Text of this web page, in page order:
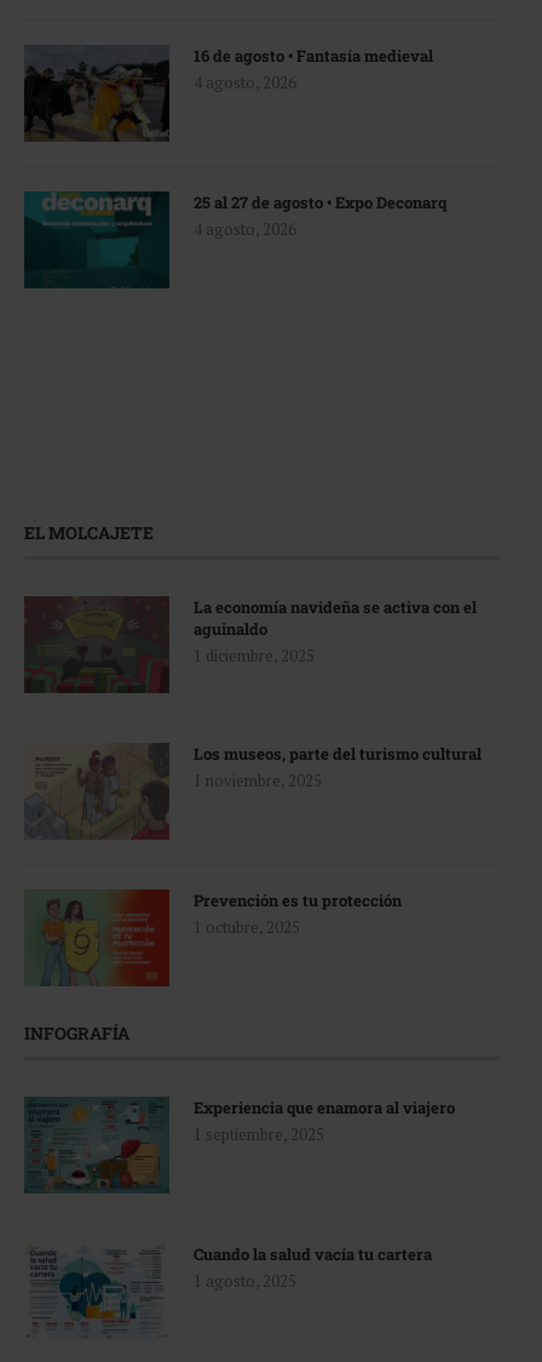
16 de agosto • Fantasía medieval
4 agosto, 2026
25 al 27 de agosto • Expo Deconarq
4 agosto, 2026
EL MOLCAJETE
La economía navideña se activa con el
aguinaldo
1 diciembre, 2025
Los museos, parte del turismo cultural
1 noviembre, 2025
Prevención es tu protección
1 octubre, 2025
INFOGRAFÍA
Experiencia que enamora al viajero
1 septiembre, 2025
Cuando la salud vacía tu cartera
1 agosto, 2025